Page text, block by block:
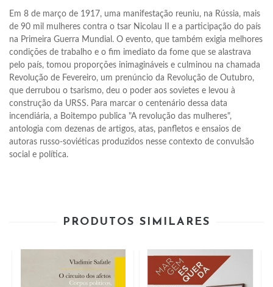
Em 8 de março de 1917, uma manifestação reuniu, na Rússia, mais
de 90 mil mulheres contra o tsar Nicolau II e a participação do país
na Primeira Guerra Mundial. O evento, que também exigia melhores
condições de trabalho e o fim imediato da fome que se alastrava
pelo país, tomou proporções inimagináveis e culminou na chamada
Revolução de Fevereiro, um prenúncio da Revolução de Outubro,
que derrubou o tsarismo, deu o poder aos sovietes e levou à
construção da URSS. Para marcar o centenário dessa data
incendiária, a Boitempo publica "A revolução das mulheres",
antologia com dezenas de artigos, atas, panfletos e ensaios de
autoras russo-soviéticas produzidos nesse contexto de convulsão
social e política.
PRODUTOS SIMILARES